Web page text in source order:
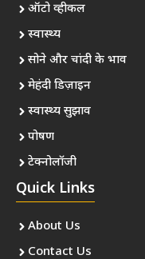
ऑटो व्हीकल
स्वास्थ्य
सोने और चांदी के भाव
मेहंदी डिज़ाइन
स्वास्थ्य सुझाव
पोषण
टेक्नोलॉजी
Quick Links
About Us
Contact Us